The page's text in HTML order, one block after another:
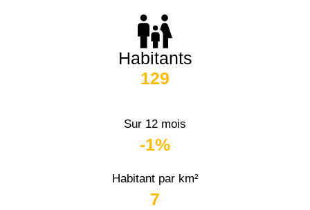
Habitants
129
Sur 12 mois
-1%
Habitant par km²
7